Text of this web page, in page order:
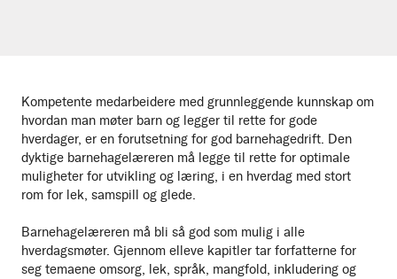
Kompetente medarbeidere med grunnleggende kunnskap om
hvordan man møter barn og legger til rette for gode
hverdager, er en forutsetning for god barnehagedrift. Den
dyktige barnehagelæreren må legge til rette for optimale
muligheter for utvikling og læring, i en hverdag med stort
rom for lek, samspill og glede.
Barnehagelæreren må bli så god som mulig i alle
hverdagsmøter. Gjennom elleve kapitler tar forfatterne for
seg temaene omsorg, lek, språk, mangfold, inkludering og